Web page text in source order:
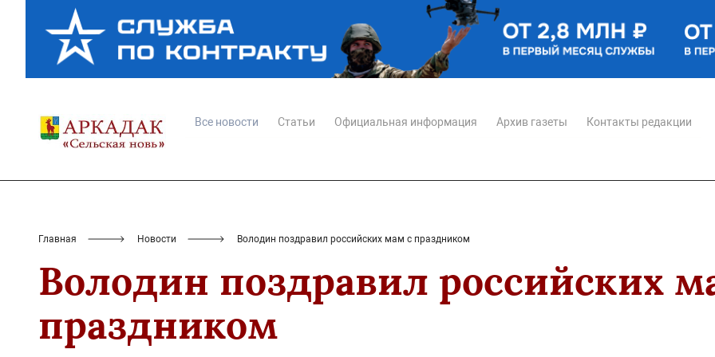
Все новости Статьи Официальная информация Архив газеты Контакты редакции
Главная Новости Володин поздравил российских мам с праздником
Володин поздравил российских
праздником